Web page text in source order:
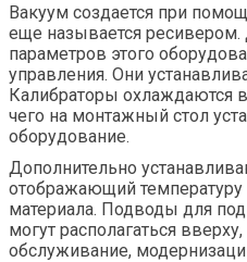
Вакуум создается при
еще называется ресивером.
параметров этого
управления. Они
Калибраторы охлаждаются
чего на монтажный стол
оборудование.
Дополнительно
отображающий
материала. Подводы для
могут располагаться
обслуживание,